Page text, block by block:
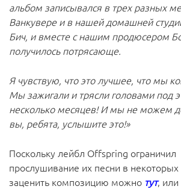
альбом записывался в трех разных
Ванкувере и в нашей домашней
Бич, и вместе с нашим продюсером
получилось потрясающе.
Я чувствую, что это лучшее, что мы
Мы зажигали и трясли головами под
несколько месяцев! И мы не можем
вы, ребята, услышите это!»
Поскольку лейбл Offspring ограничил
прослушивание их песни в некоторых
заценить композицию можно тут, или